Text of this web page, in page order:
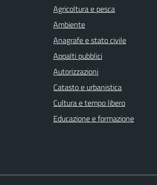
Agricoltura e pesca
Ambiente
Anagrafe e stato civile
Appalti pubblici
Autorizzazioni
Catasto e urbanistica
Cultura e tempo libero
Educazione e formazione